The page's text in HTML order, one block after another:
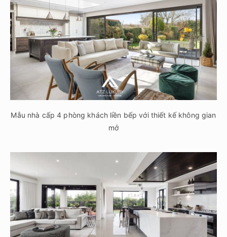
Mẫu nhà cấp 4 phòng khách liền bếp với thiết kế không gian
mở